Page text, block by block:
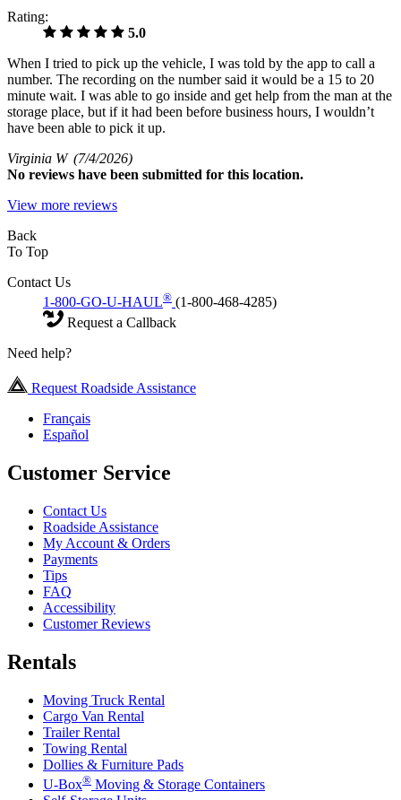
Rating:
5.0
When I tried to pick up the vehicle, I was told by the app to call a
number. The recording on the number said it would be a 15 to 20
minute wait. I was able to go inside and get help from the man at the
storage place, but if it had been before business hours, I wouldn’t
have been able to pick it up.
Virginia W (7/4/2026)
No reviews have been submitted for this location.
View more reviews
Back
To Top
Contact Us
1-800-GO-U-HAUL® (1-800-468-4285)
Request a Callback
Need help?
Request Roadside Assistance
Français
Español
Customer Service
Contact Us
Roadside Assistance
My Account & Orders
Payments
Tips
FAQ
Accessibility
Customer Reviews
Rentals
Moving Truck Rental
Cargo Van Rental
Trailer Rental
Towing Rental
Dollies & Furniture Pads
U-Box® Moving & Storage Containers